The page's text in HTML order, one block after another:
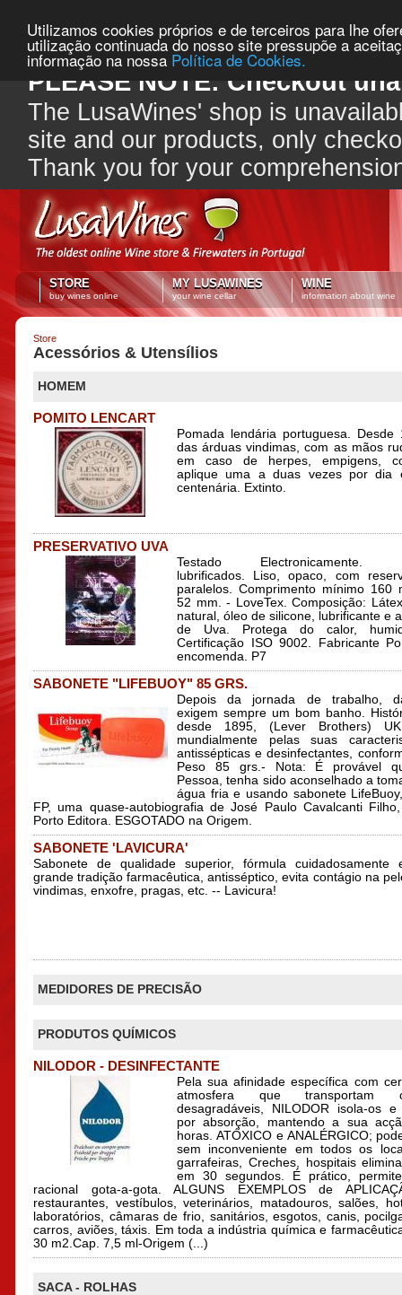
Utilizamos cookies próprios e de terceiros para lhe
utilização continuada do nosso site pressupõe a
informação na nossa Política de Cookies.
PLEASE NOTE: Checkout
The LusaWines' shop is
site and our products, only
Thank you for your
STORE
buy wines online
MY LUSAWINES
your wine cellar
WINE
information about wine
Store
Acessórios & Utensílios
HOMEM
POMITO LENCART
Pomada lendária portuguesa. Desde
das árduas vindimas, com as mãos
em caso de herpes, empigens,
aplique uma a duas vezes por dia
centenária. Extinto.
PRESERVATIVO UVA
Testado Electronicamente.
lubrificados. Liso, opaco, com
paralelos. Comprimento mínimo 160
52 mm. - LoveTex. Composição:
natural, óleo de silicone, lubrificante e
de Uva. Protega do calor,
Certificação ISO 9002. Fabricante
encomenda. P7
SABONETE "LIFEBUOY" 85 GRS.
Depois da jornada de trabalho,
exigem sempre um bom banho.
desde 1895, (Lever Brothers)
mundialmente pelas suas
antissépticas e desinfectantes,
Peso 85 grs.- Nota: É provável
Pessoa, tenha sido aconselhado a
água fria e usando sabonete
FP, uma quase-autobiografia de José Paulo Cavalcanti
Porto Editora. ESGOTADO na Origem.
SABONETE 'LAVICURA'
Sabonete de qualidade superior, fórmula cuidadosamente
grande tradição farmacêutica, antisséptico, evita contágio na
vindimas, enxofre, pragas, etc. -- Lavicura!
MEDIDORES DE PRECISÃO
PRODUTOS QUÍMICOS
NILODOR - DESINFECTANTE
Pela sua afinidade específica com
atmosfera que transportam
desagradáveis, NILODOR isola-os e
por absorção, mantendo a sua
horas. ATÓXICO e ANALÉRGICO;
sem inconveniente em todos os
garrafeiras, Creches, hospitais
em 30 segundos. É prático,
racional gota-a-gota. ALGUNS EXEMPLOS de
restaurantes, vestíbulos, veterinários, matadouros, salões,
laboratórios, câmaras de frio, sanitários, esgotos, canis,
carros, aviões, táxis. Em toda a indústria química e
30 m2.Cap. 7,5 ml-Origem (...)
SACA - ROLHAS